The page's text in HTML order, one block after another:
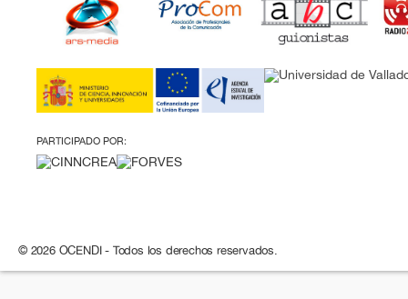
PARTICIPADO POR:
© 2026 OCENDI - Todos los derechos reservados.